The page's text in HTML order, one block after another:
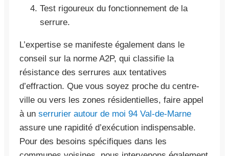
Test rigoureux du fonctionnement de la
serrure.
L’expertise se manifeste également dans le
conseil sur la norme A2P, qui classifie la
résistance des serrures aux tentatives
d’effraction. Que vous soyez proche du centre-
ville ou vers les zones résidentielles, faire appel
à un serrurier autour de moi 94 Val-de-Marne
assure une rapidité d’exécution indispensable.
Pour des besoins spécifiques dans les